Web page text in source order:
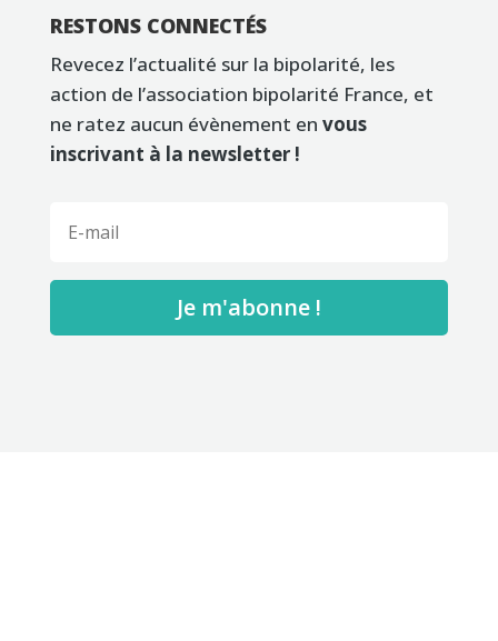
RESTONS CONNECTÉS
Revecez l’actualité sur la bipolarité, les
action de l’association bipolarité France, et
ne ratez aucun évènement en vous
inscrivant à la newsletter !
Je m'abonne !